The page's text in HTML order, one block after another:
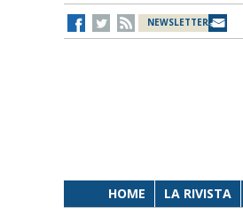
NEWSLETTER
HOME LA RIVISTA